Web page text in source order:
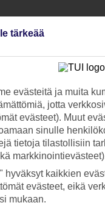
tärkeää
evästeitä ja muita
jotta
evästeet). Muut
sinulle
tietoja tilastollisiin
hyväksyt kaikkien
evästeet, eikä
mukaan.